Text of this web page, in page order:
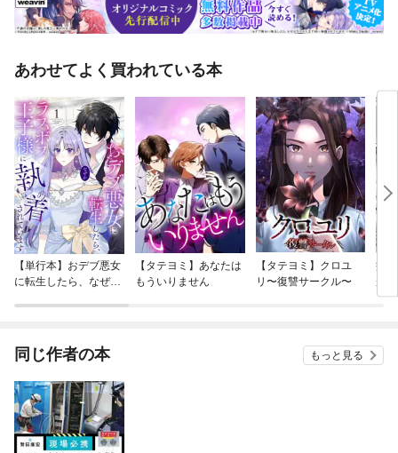
あわせてよく買われている本
【単行本】おデブ悪女
に転生したら、なぜか
【タテヨミ】あなたは
もういりません
【タテヨミ】クロユ
リ〜復讐サークル〜
病
が
ぎ
同じ作者の本 もっと見る